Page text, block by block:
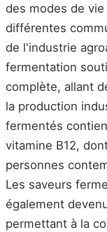
des modes de
différentes
de l'industrie
fermentation
complète, allant
la production
fermentés
vitamine B12,
personnes
Les saveurs
également
permettant à la